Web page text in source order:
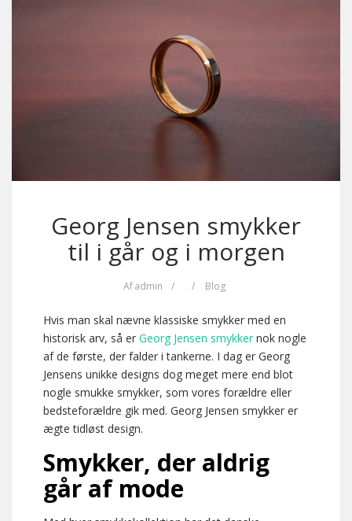
Georg Jensen smykker
til i går og i morgen
Af admin / / Blog
Hvis man skal nævne klassiske smykker med en
historisk arv, så er Georg Jensen smykker nok nogle
af de første, der falder i tankerne. I dag er Georg
Jensens unikke designs dog meget mere end blot
nogle smukke smykker, som vores forældre eller
bedsteforældre gik med. Georg Jensen smykker er
ægte tidløst design.
Smykker, der aldrig
går af mode